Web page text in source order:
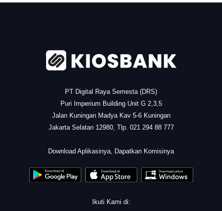
.
PT Digital Raya Semesta (DRS)
Puri Imperium Building Unit G 2,3,5
Jalan Kuningan Madya Kav 5-6 Kuningan
Jakarta Selatan 12980, Tlp. 021 294 88 777
Download Aplikasinya, Dapatkan Komisinya
Ikuti Kami di: